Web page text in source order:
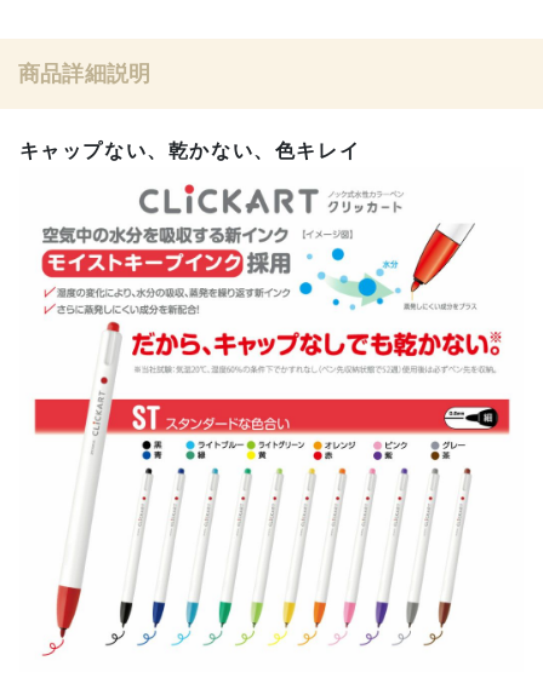
商品詳細説明
キャップない、乾かない、色キレイ